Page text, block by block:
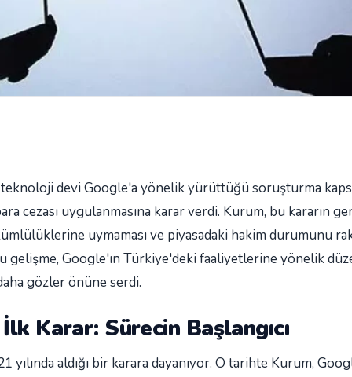
devi Google'a yönelik yürüttüğü soruşturma
cezası uygulanmasına karar verdi. Kurum, bu kararın
uymaması ve piyasadaki hakim durumunu
gelişme, Google'ın Türkiye'deki faaliyetlerine yönelik
gözler önüne serdi.
Karar: Sürecin Başlangıcı
aldığı bir karara dayanıyor. O tarihte Kurum,